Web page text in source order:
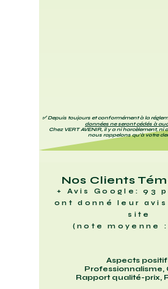
✅ Depuis toujours et conformément à la
données ne seront cédés à
Chez VERT AVENIR, il y a ni harcèlement, ni
nous rappelons qu'à votre
Nos Clients
+ Avis Google: 93
ont donné leur
site
(note moyenne
Aspects
Professionnalisme,
Rapport qualité-prix,